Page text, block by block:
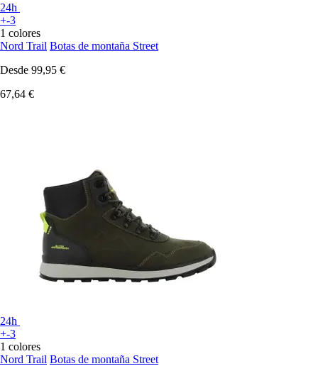
24h
+-3
1 colores
Nord Trail Botas de montaña Street
Desde 99,95 €
67,64 €
24h
+-3
1 colores
Nord Trail Botas de montaña Street